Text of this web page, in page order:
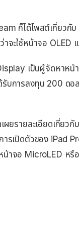
ก็ได้โพสต์เกี่ยว
าจะใช้หน้าจอ OLED
เป็นผู้จัดหาหน้
รับการลงทุน 200 ด
ยรายละเอียดเกี่ย
รเปิดตัวของ iPad
าจอ MicroLED หรื